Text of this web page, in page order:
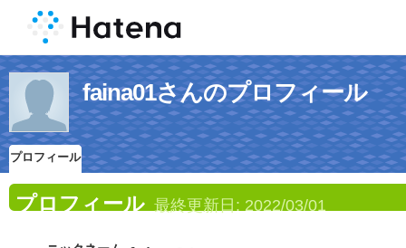
faina01さんのプロフィール
プロフィール
プロフィール 最終更新日: 2022/03/01